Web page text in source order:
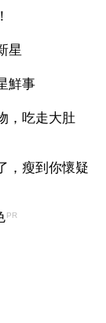
星
鮮事
，吃走大肚
，瘦到你懷疑
PR